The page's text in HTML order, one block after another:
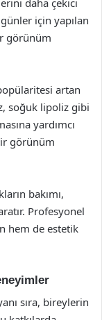
için yapılan
görünüm
artan
soğuk lipoliz gibi
yardımcı
görünüm
bakımı,
Profesyonel
hem de estetik
sıra, bireylerin